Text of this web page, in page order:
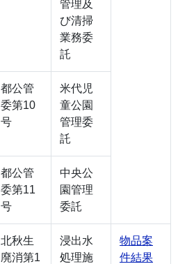
管理及
び清掃
業務委
託
都公管
委第10
号
米代児
童公園
管理委
託
都公管
委第11
号
中央公
園管理
委託
北秋生
廃消第1
浸出水
処理施
物品案
件結果